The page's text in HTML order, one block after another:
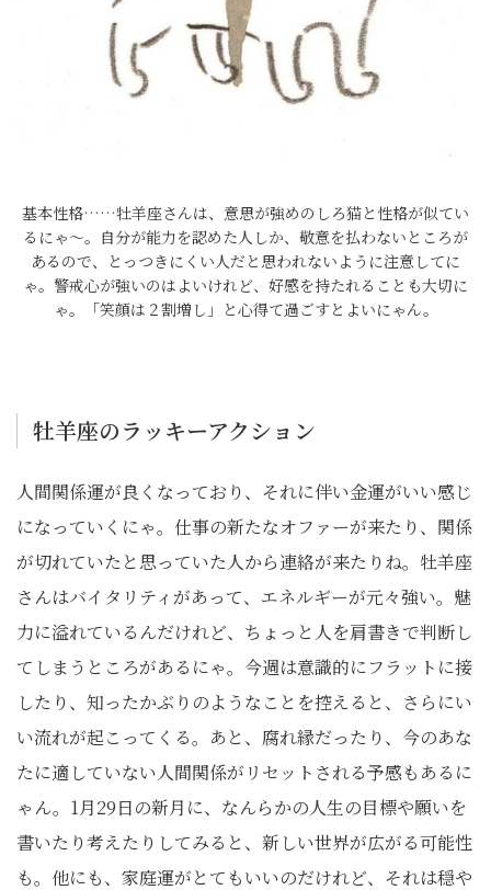
基本性格……牡羊座さんは、意思が強めのしろ猫と性格が似てい
るにゃ～。自分が能力を認めた人しか、敬意を払わないところが
あるので、とっつきにくい人だと思われないように注意してに
ゃ。警戒心が強いのはよいけれど、好感を持たれることも大切に
ゃ。「笑顔は２割増し」と心得て過ごすとよいにゃん。
牡羊座のラッキーアクション
人間関係運が良くなっており、それに伴い金運がいい感じ
になっていくにゃ。仕事の新たなオファーが来たり、関係
が切れていたと思っていた人から連絡が来たりね。牡羊座
さんはバイタリティがあって、エネルギーが元々強い。魅
力に溢れているんだけれど、ちょっと人を肩書きで判断し
てしまうところがあるにゃ。今週は意識的にフラットに接
したり、知ったかぶりのようなことを控えると、さらにい
い流れが起こってくる。あと、腐れ縁だったり、今のあな
たに適していない人間関係がリセットされる予感もあるに
ゃん。1月29日の新月に、なんらかの人生の目標や願いを
書いたり考えたりしてみると、新しい世界が広がる可能性
も。他にも、家庭運がとてもいいのだけれど、それは穏や